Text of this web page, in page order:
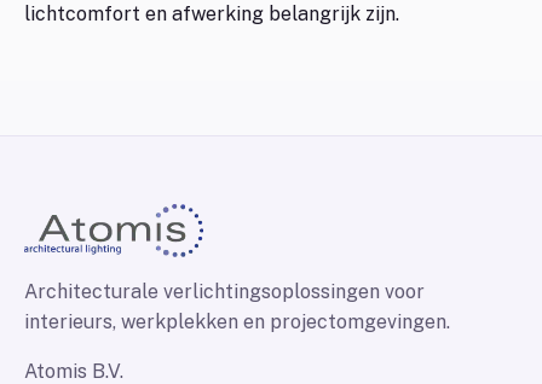
lichtcomfort en afwerking belangrijk zijn.
Architecturale verlichtingsoplossingen voor
interieurs, werkplekken en projectomgevingen.
Atomis B.V.